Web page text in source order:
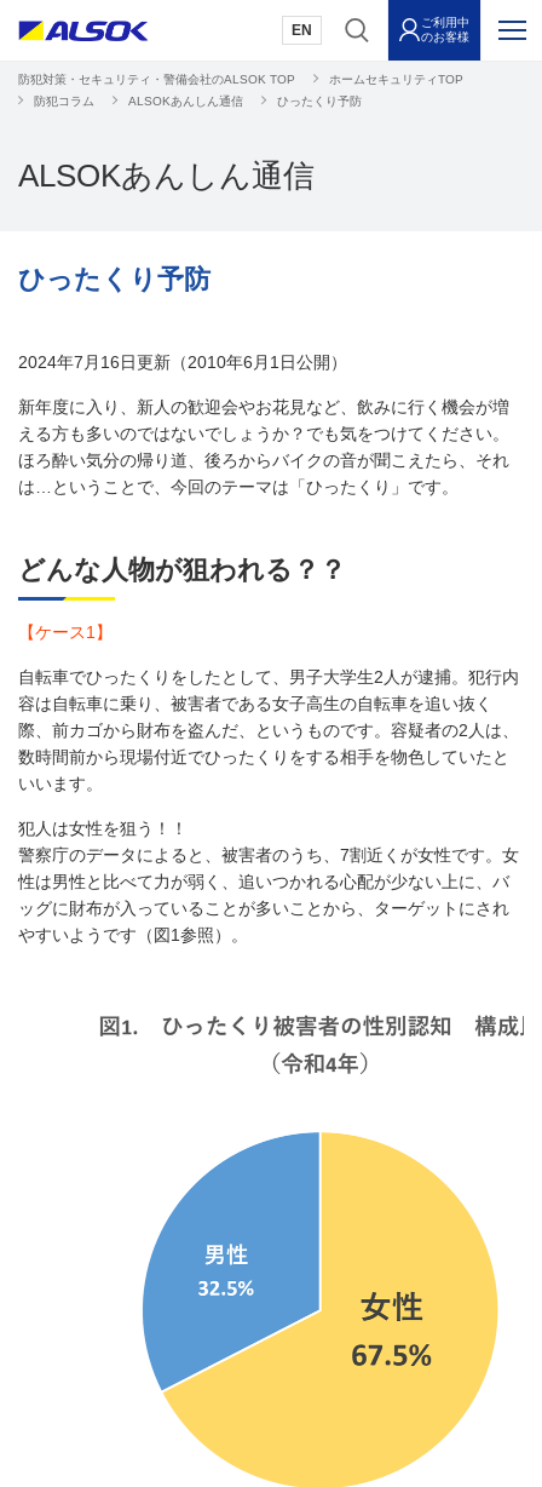
EN
ご利用中
のお客様
防犯対策・セキュリティ・警備会社のALSOK TOP
ホームセキュリティTOP
防犯コラム
ALSOKあんしん通信 ひったくり予防
ALSOKあんしん通信
ひったくり予防
2024年7月16日更新（2010年6月1日公開）
新年度に入り、新人の歓迎会やお花見など、飲みに行く機会が増
える方も多いのではないでしょうか？でも気をつけてください。
ほろ酔い気分の帰り道、後ろからバイクの音が聞こえたら、それ
は…ということで、今回のテーマは「ひったくり」です。
どんな人物が狙われる？？
【ケース1】
自転車でひったくりをしたとして、男子大学生2人が逮捕。犯行内
容は自転車に乗り、被害者である女子高生の自転車を追い抜く
際、前カゴから財布を盗んだ、というものです。容疑者の2人は、
数時間前から現場付近でひったくりをする相手を物色していたと
いいます。
犯人は女性を狙う！！
警察庁のデータによると、被害者のうち、7割近くが女性です。女
性は男性と比べて力が弱く、追いつかれる心配が少ない上に、バ
ッグに財布が入っていることが多いことから、ターゲットにされ
やすいようです（図1参照）。